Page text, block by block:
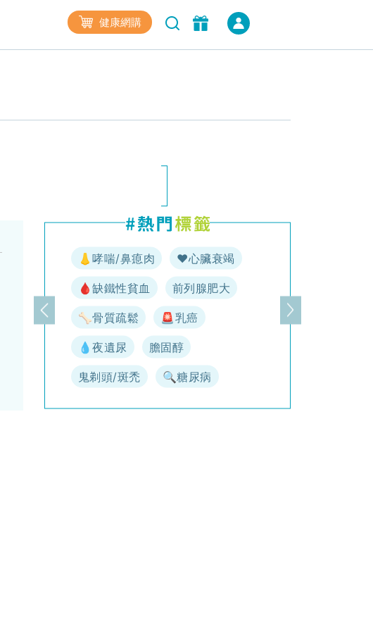
健康網購
上一頁
👃哮喘/鼻瘜肉 ♥️心臟衰竭
🩸缺鐵性貧血 前列腺肥大
🦴骨質疏鬆 🚨乳癌
💧夜遺尿 膽固醇
鬼剃頭/斑禿 🔍糖尿病
下一頁